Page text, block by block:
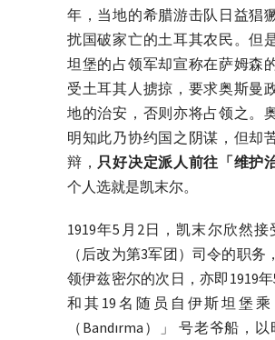
年，当地的希腊游击队日益猖
扰国破家亡的土耳其农民。但
坦堡的占领军却宣称在萨姆森
受土耳其人掳掠，要求奥斯曼
地的治安，否则亦将占领之。
明知此乃协约国之阴谋，但却
辩， 只好决定派人前往「维护
个人选就是凯末尔。
1919年5月2日，凯末尔欣然接
（后改为第3军团）司令的职务
领伊兹密尔的次日，亦即1919年
和其19名随员自伊斯坦堡乘
（Bandırma）」 号老爷船，